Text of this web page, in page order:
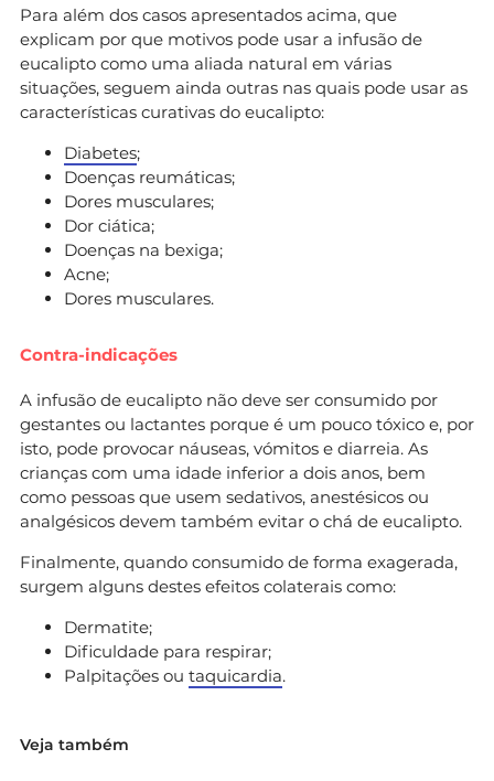
Para além dos casos apresentados acima, que
explicam por que motivos pode usar a infusão de
eucalipto como uma aliada natural em várias
situações, seguem ainda outras nas quais pode usar as
características curativas do eucalipto:
Diabetes;
Doenças reumáticas;
Dores musculares;
Dor ciática;
Doenças na bexiga;
Acne;
Dores musculares.
Contra-indicações
A infusão de eucalipto não deve ser consumido por
gestantes ou lactantes porque é um pouco tóxico e, por
isto, pode provocar náuseas, vómitos e diarreia. As
crianças com uma idade inferior a dois anos, bem
como pessoas que usem sedativos, anestésicos ou
analgésicos devem também evitar o chá de eucalipto.
Finalmente, quando consumido de forma exagerada,
surgem alguns destes efeitos colaterais como:
Dermatite;
Dificuldade para respirar;
Palpitações ou taquicardia.
Veja também